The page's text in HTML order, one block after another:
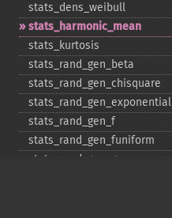
stats_​dens_​weibull
stats_​harmonic_​mean
stats_​kurtosis
stats_​rand_​gen_​beta
stats_​rand_​gen_​chisquare
stats_​rand_​gen_​exponential
stats_​rand_​gen_​f
stats_​rand_​gen_​funiform
stats_​rand_​gen_​gamma